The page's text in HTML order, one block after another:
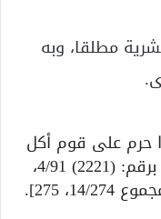
مطلقا، وبه
حرم على قوم أكل
شيء حرم ثمنه) [أخرجه أحمد برقم: (2221) 4/91،
275].